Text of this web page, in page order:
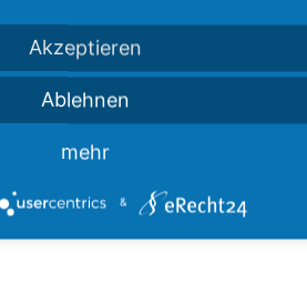
Akzeptieren
Ablehnen
mehr
&